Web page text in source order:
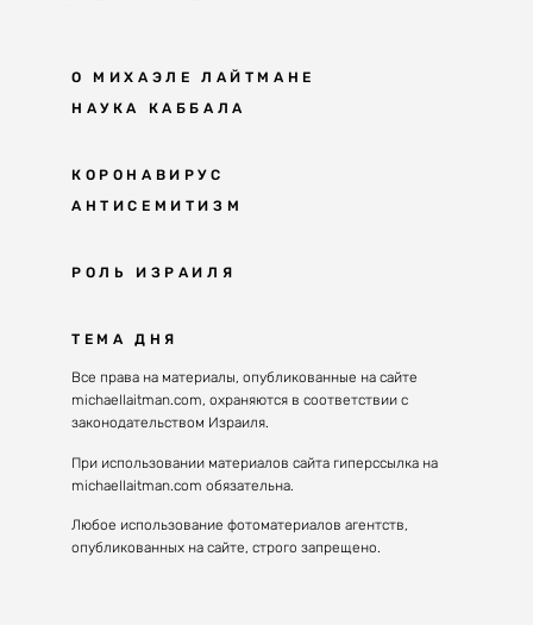
О МИХАЭЛЕ ЛАЙТМАНЕ
НАУКА КАББАЛА
Мудрость каббалы
Каббала сегодня
Великие каббалисты
Духовные состояния
Конгрессы каббалы
Каббалистическая музыка
Духовные состояния
КОРОНАВИРУС
АНТИСЕМИТИЗМ
Антисемитизм в современном мире
Решение
РОЛЬ ИЗРАИЛЯ
Почему евреи
Израиль сегодня
Избраны служить миру
ТЕМА ДНЯ
Все права на материалы, опубликованные на сайте
michaellaitman.com, охраняются в соответствии с
законодательством Израиля.
При использовании материалов сайта гиперссылка на
michaellaitman.com обязательна.
Любое использование фотоматериалов агентств,
опубликованных на сайте, строго запрещено.